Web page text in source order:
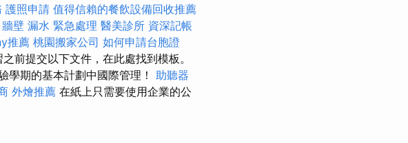
護照申請 值得信賴的餐飲設備回收推薦
牆壁 漏水 緊急處理 醫美診所 資深記帳
推薦 桃園搬家公司 如何申請台胞證
前提交以下文件，在此處找到模板。
學期的基本計劃中國際管理！ 助聽器
外燴推薦 在紙上只需要使用企業的公